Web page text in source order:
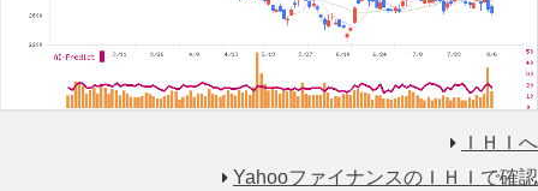
ＩＨＩへ
YahooファイナンスのＩＨＩで確認